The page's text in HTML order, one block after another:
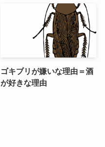
ゴキブリが嫌いな理由＝酒
が好きな理由